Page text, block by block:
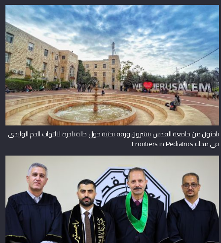
باحثون من جامعة القدس ينشرون ورقة بحثية حول حالة نادرة لالتهاب الدم الوليدي
في مجلة Frontiers in Pediatrics